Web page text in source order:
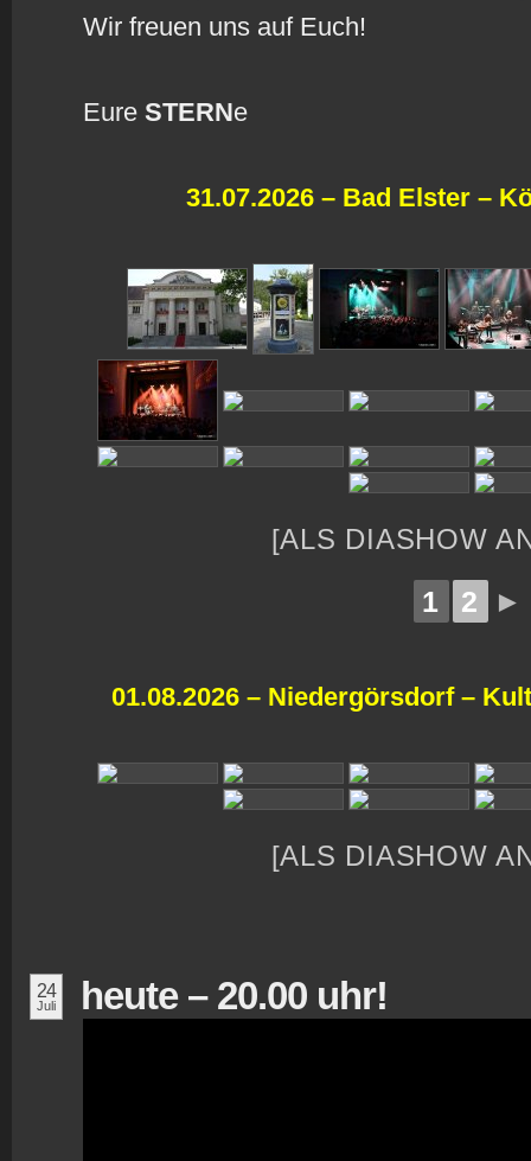
Wir freuen uns auf Euch!
Eure STERNe
31.07.2026 – Bad Elster –
[ALS DIASHOW
1 2 ►
01.08.2026 – Niedergörsdorf –
[ALS DIASHOW
24
Juli heute – 20.00 uhr!